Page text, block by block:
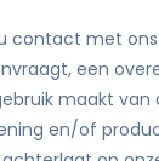
contact met
een
maakt van
en/of